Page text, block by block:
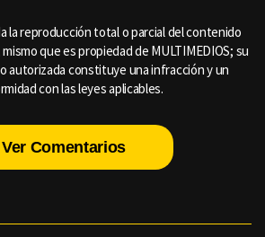
la reproducción total o parcial del contenido
que es propiedad de MULTIMEDIOS; su
autorizada constituye una infracción y un
con las leyes aplicables.
Ver Comentarios